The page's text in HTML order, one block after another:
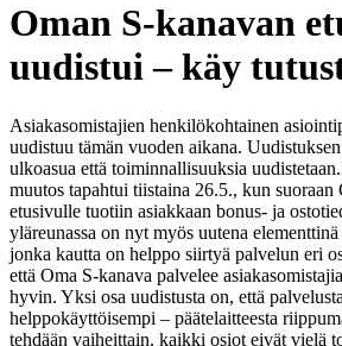
Oman S-kanavan
uudistui – käy
Asiakasomistajien henkilökohtainen
uudistuu tämän vuoden aikana.
ulkoasua että toiminnallisuuksia uudistetaan.
muutos tapahtui tiistaina 26.5., kun suoraan
etusivulle tuotiin asiakkaan bonus- ja
yläreunassa on nyt myös uutena
jonka kautta on helppo siirtyä palvelun eri
että Oma S-kanava palvelee
hyvin. Yksi osa uudistusta on, että
helppokäyttöisempi – päätelaitteesta
tehdään vaiheittain, kaikki osiot eivät vielä